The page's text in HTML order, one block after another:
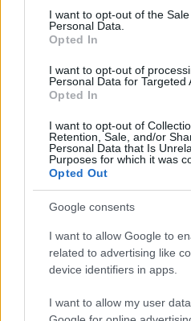
consent section.
I want to opt-out of the
Personal Data.
Opted In
I want to opt-out of
Personal Data for Targeted
Opted In
I want to opt-out of
Retention, Sale, and/or
Personal Data that Is
Purposes for which it was
Opted Out
Google consents
I want to allow Google to
related to advertising like
device identifiers in apps.
I want to allow my user
TOP HÍREK #ROGÁN ANTAL
SZAVAZAT #
Népszerű